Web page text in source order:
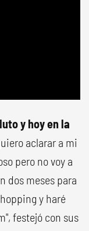
y hoy en la
aclarar a mi
pero no voy a
dos meses para
y haré
festejó con sus